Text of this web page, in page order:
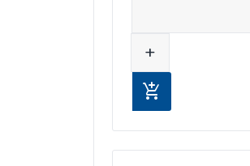
add
add_shopping_cart